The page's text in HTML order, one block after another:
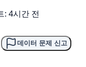
: 4시간 전
데이터 문제 신고